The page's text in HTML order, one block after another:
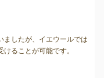
ましたが、イエウールでは
けることが可能です。